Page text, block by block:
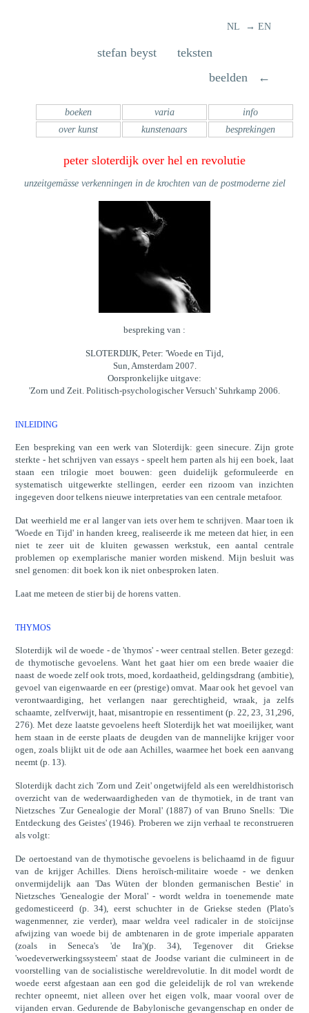
NL → EN
stefan beyst teksten
beelden ←
info
varia
boeken
besprekingen
kunstenaars
over kunst
peter sloterdijk over hel en revolutie
unzeitgemässe verkenningen in de krochten van de postmoderne ziel
bespreking van :
SLOTERDIJK, Peter: 'Woede en Tijd,
Sun, Amsterdam 2007.
Oorspronkelijke uitgave:
'Zorn und Zeit. Politisch-psychologischer Versuch' Suhrkamp 2006.
INLEIDING
Een bespreking van een werk van Sloterdijk: geen sinecure. Zijn grote
sterkte - het schrijven van essays - speelt hem parten als hij een boek, laat
staan een trilogie moet bouwen: geen duidelijk geformuleerde en
systematisch uitgewerkte stellingen, eerder een rizoom van inzichten
ingegeven door telkens nieuwe interpretaties van een centrale metafoor.
Dat weerhield me er al langer van iets over hem te schrijven. Maar toen ik
'Woede en Tijd' in handen kreeg, realiseerde ik me meteen dat hier, in een
niet te zeer uit de kluiten gewassen werkstuk, een aantal centrale
problemen op exemplarische manier worden miskend. Mijn besluit was
snel genomen: dit boek kon ik niet onbesproken laten.
Laat me meteen de stier bij de horens vatten.
THYMOS
Sloterdijk wil de woede - de 'thymos' - weer centraal stellen. Beter gezegd:
de thymotische gevoelens. Want het gaat hier om een brede waaier die
naast de woede zelf ook trots, moed, kordaatheid, geldingsdrang (ambitie),
gevoel van eigenwaarde en eer (prestige) omvat. Maar ook het gevoel van
verontwaardiging, het verlangen naar gerechtigheid, wraak, ja zelfs
schaamte, zelfverwijt, haat, misantropie en ressentiment (p. 22, 23, 31,296,
276). Met deze laatste gevoelens heeft Sloterdijk het wat moeilijker, want
hem staan in de eerste plaats de deugden van de mannelijke krijger voor
ogen, zoals blijkt uit de ode aan Achilles, waarmee het boek een aanvang
neemt (p. 13).
Sloterdijk dacht zich 'Zorn und Zeit' ongetwijfeld als een wereldhistorisch
overzicht van de wederwaardigheden van de thymotiek, in de trant van
Nietzsches 'Zur Genealogie der Moral' (1887) of van Bruno Snells: 'Die
Entdeckung des Geistes' (1946). Proberen we zijn verhaal te reconstrueren
als volgt:
De oertoestand van de thymotische gevoelens is belichaamd in de figuur
van de krijger Achilles. Diens heroïsch-militaire woede - we denken
onvermijdelijk aan 'Das Wüten der blonden germanischen Bestie' in
Nietzsches 'Genealogie der Moral' - wordt weldra in toenemende mate
gedomesticeerd (p. 34), eerst schuchter in de Griekse steden (Plato's
wagenmenner, zie verder), maar weldra veel radicaler in de stoïcijnse
afwijzing van woede bij de ambtenaren in de grote imperiale apparaten
(zoals in Seneca's 'de Ira')(p. 34), Tegenover dit Griekse
'woedeverwerkingssysteem' staat de Joodse variant die culmineert in de
voorstelling van de socialistische wereldrevolutie. In dit model wordt de
woede eerst afgestaan aan een god die geleidelijk de rol van wrekende
rechter opneemt, niet alleen over het eigen volk, maar vooral over de
vijanden ervan. Gedurende de Babylonische gevangenschap en onder de